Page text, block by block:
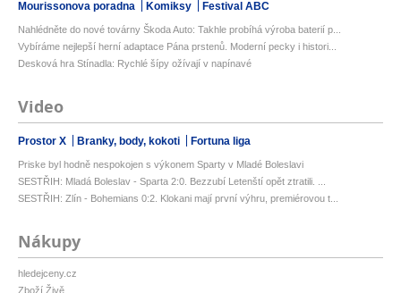
Mourissonova poradna Komiksy Festival ABC
Nahlédněte do nové továrny Škoda Auto: Takhle probíhá výroba baterií p...
Vybíráme nejlepší herní adaptace Pána prstenů. Moderní pecky i histori...
Desková hra Stínadla: Rychlé šípy ožívají v napínavé
Video
Prostor X Branky, body, kokoti Fortuna liga
Priske byl hodně nespokojen s výkonem Sparty v Mladé Boleslavi
SESTŘIH: Mladá Boleslav - Sparta 2:0. Bezzubí Letenští opět ztratili. ...
SESTŘIH: Zlín - Bohemians 0:2. Klokani mají první výhru, premiérovou t...
Nákupy
hledejceny.cz
Zboží Živě